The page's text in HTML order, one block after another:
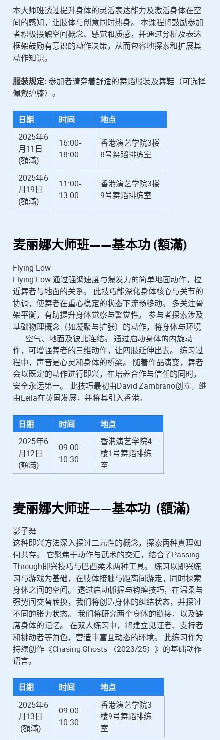
本大师班透过提升身体的灵活表达能力及激活身体在空
间的感知，让肢体与创意同时热身。 本课程将鼓励参加
者积极接触空间概念、感觉和质感，并通过分析及表达
框架鼓励有意识的动作决策，从而包容地探索和扩展其
动作知识。
服装规定: 参加者请穿着舒适的舞蹈服装及舞鞋（可选择
佩戴护膝）。
日期 时间
地点
2025年6
月11日
(額滿)
16:00-
18:00
香港演艺学院3楼
8号舞蹈排练室
2025年6
月19日
(額滿)
11:00-
13:00
香港演艺学院3楼
9号舞蹈排练室
麦丽娜大师班——基本功 (額滿)
Flying Low
Flying Low 通过强调速度与爆发力的简单地面动作，拉
近舞者与地面的关系。 此技巧能深化身体核心与关节的
协调，使舞者在重心稳定的状态下流畅移动。 多关注骨
架平衡，有助提升身体觉察与警觉性。 参与者探索涉及
基础物理概念（如凝聚与扩张）的动作，将身体与环境
——空气、地面及彼此连结。 通过启动身体的内旋动
作，可增强舞者的三维动作，让四肢延伸出去。 练习过
程中，声音是心灵和身体的桥梁。 随着作品演变，舞者
会以既定的动作进行即兴，在培养合作与信任的同时，
安全永远第一。 此技巧最初由David Zambrano创立，继
由Leila在英国发展，并将其引入香港。
日期 时间
地点
2025年6
月12日
(額滿)
09:00 -
10:30
香港演艺学院4
楼1号舞蹈排练
室
麦丽娜大师班——基本功 (額滿)
影子舞
这种即兴方法深入探讨二元性的概念，探索两种真理如
何共存。 它聚焦于动作与武术的交汇，结合了Passing
Through即兴技巧与巴西柔术两种工具。 练习以即兴练
习与游戏为基础，在肢体接触与距离间游走，同时探索
身体之间的空间。 透过启动抓握与钩缠技巧，在温柔与
强势间交替转换，我们将创造身体的纠结状态，并探讨
不同的张力状态。 我们将研究两个身体的链接，以及缺
席身体的记忆。 在双人练习中，将建立见证者、支持者
和挑动者等角色，营造丰富且动态的环境。 此练习作为
持续创作《Chasing Ghosts （2023/25）》的基础动作
语言。
日期 时间
地点
2025年6
月13日
(額滿)
09:00 -
10:30
香港演艺学院3
楼9号舞蹈排练
室